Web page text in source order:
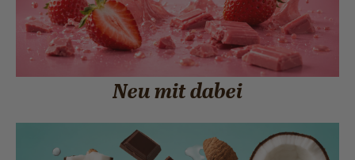
Neu mit dabei